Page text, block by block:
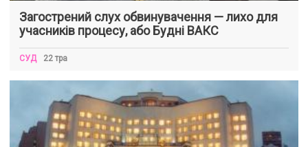
Загострений слух обвинувачення — лихо для
учасників процесу, або Будні ВАКС
СУД 22 тра